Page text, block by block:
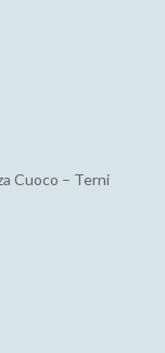
Cuoco – Terni